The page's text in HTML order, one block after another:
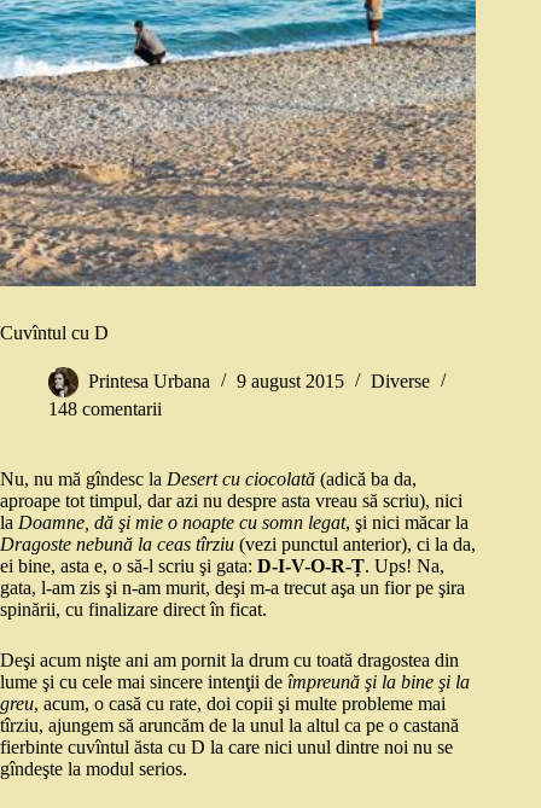
Cuvîntul cu D
Printesa Urbana 9 august 2015
Diverse
148 comentarii
Nu, nu mă gîndesc la Desert cu ciocolată (adică ba da,
aproape tot timpul, dar azi nu despre asta vreau să scriu), nici
la Doamne, dă şi mie o noapte cu somn legat, şi nici măcar la
Dragoste nebună la ceas tîrziu (vezi punctul anterior), ci la da,
ei bine, asta e, o să-l scriu şi gata: D-I-V-O-R-Ț. Ups! Na,
gata, l-am zis şi n-am murit, deşi m-a trecut aşa un fior pe şira
spinării, cu finalizare direct în ficat.
Deşi acum nişte ani am pornit la drum cu toată dragostea din
lume şi cu cele mai sincere intenţii de împreună şi la bine şi la
greu, acum, o casă cu rate, doi copii şi multe probleme mai
tîrziu, ajungem să aruncăm de la unul la altul ca pe o castană
fierbinte cuvîntul ăsta cu D la care nici unul dintre noi nu se
gîndeşte la modul serios.